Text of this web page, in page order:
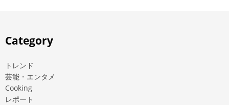
Category
トレンド
芸能・エンタメ
Cooking
レポート